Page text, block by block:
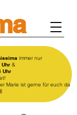
immer nur
Uhr&
Uhr
Marie ist gerne für euch da